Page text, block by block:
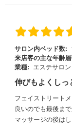
サロン内ベッド数:
来店客の主な年齢
業種: エステサロン
伸びもよくしっ
フェイストリート
良いのでも最後ま
マッサージの後は